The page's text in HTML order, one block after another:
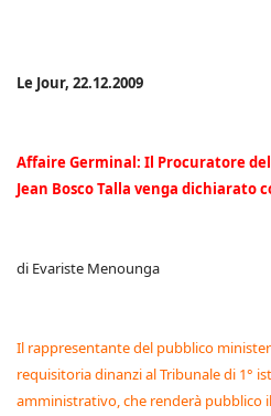
Le Jour, 22.12.2009
Affaire Germinal: Il Procuratore
Jean Bosco Talla venga dichiarato
di Evariste Menounga
Il rappresentante del pubblico
requisitoria dinanzi al Tribunale di 1°
amministrativo, che renderà pubblico